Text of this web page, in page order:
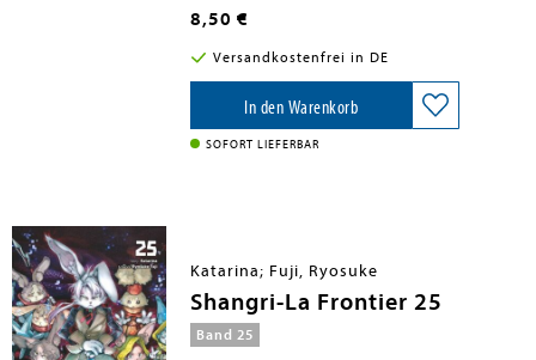
Chainsaw Man unter seine Kontrolle
gebracht und steht kurz davor, seine
apokalyptischen Pläne in die Tat
umzusetzen! Damit endet auch der
kurze Moment des gemeinsamen
Glücks, den Yoru und Denji
miteinander verbracht haben. Jetzt
heißt es, Chainsaw Man gegen ...
8,50 €
Versandkostenfrei in DE
In den Warenkorb
SOFORT LIEFERBAR
Katarina; Fuji, Ryosuke
Shangri-La Frontier 25
Band 25